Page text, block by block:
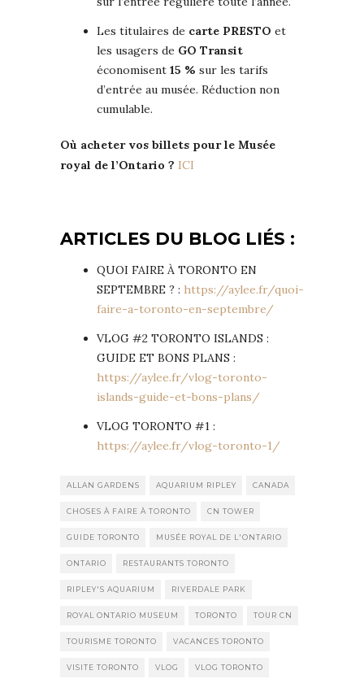
Les titulaires de carte PRESTO et
les usagers de GO Transit
économisent 15 % sur les tarifs
d’entrée au musée. Réduction non
cumulable.
Où acheter vos billets pour le Musée
royal de l’Ontario ? ICI
ARTICLES DU BLOG LIÉS :
QUOI FAIRE À TORONTO EN
SEPTEMBRE ? : https://aylee.fr/quoi-
faire-a-toronto-en-septembre/
VLOG #2 TORONTO ISLANDS :
GUIDE ET BONS PLANS :
https://aylee.fr/vlog-toronto-
islands-guide-et-bons-plans/
VLOG TORONTO #1 :
https://aylee.fr/vlog-toronto-1/
ALLAN GARDENS AQUARIUM RIPLEY CANADA
CHOSES À FAIRE À TORONTO CN TOWER
GUIDE TORONTO MUSÉE ROYAL DE L'ONTARIO
ONTARIO RESTAURANTS TORONTO
RIPLEY'S AQUARIUM RIVERDALE PARK
ROYAL ONTARIO MUSEUM TORONTO TOUR CN
TOURISME TORONTO VACANCES TORONTO
VISITE TORONTO VLOG VLOG TORONTO